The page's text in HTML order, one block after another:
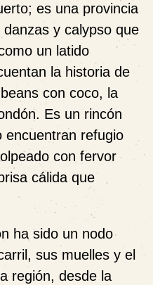
es una provincia
y calypso que
un latido
la historia de
con coco, la
Es un rincón
encuentran refugio
con fervor
cálida que
ha sido un nodo
sus muelles y el
región, desde la